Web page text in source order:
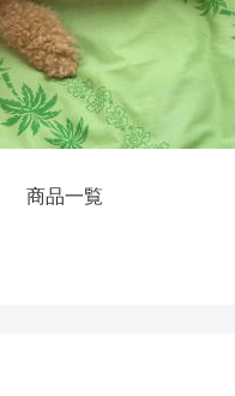
商品一覧